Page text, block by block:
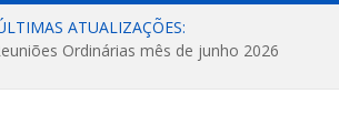
ATUALIZAÇÕES:
Ordinárias mês de junho 2026